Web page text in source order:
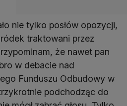
nie tylko posłów opozycji,
traktowani przez
że nawet pan
w debacie nad
Funduszu Odbudowy w
podchodząc do